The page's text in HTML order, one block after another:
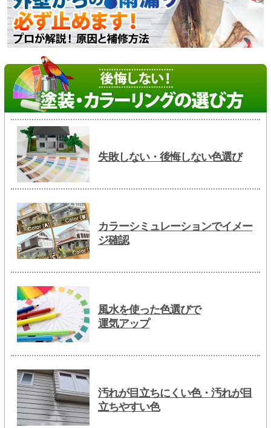
失敗しない・後悔しない色選び
カラーシミュレーションでイメー
ジ確認
風水を使った色選びで
運気アップ
汚れが目立ちにくい色・汚れが目
立ちやすい色